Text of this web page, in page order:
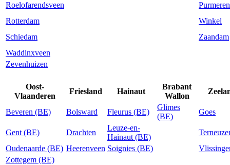
Roelofarendsveen
Rotterdam
Winkel
Schiedam
Zaandam
Waddinxveen
Zevenhuizen
Oost-
Vlaanderen
Friesland Hainaut
Brabant
Wallon
Beveren (BE) Bolsward Fleurus (BE)
Glimes
(BE)
Goes
Gent (BE) Drachten
Leuze-en-
Hainaut (BE)
Oudenaarde (BE) Heerenveen Soignies (BE)
Zottegem (BE)